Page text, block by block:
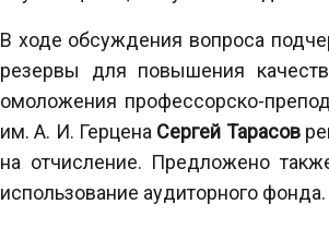
В ходе обсуждения вопроса
резервы для повышения
омоложения профессорско-
им. А. И. Герцена Сергей Тарасов
на отчисление. Предложено
использование аудиторного фонда.